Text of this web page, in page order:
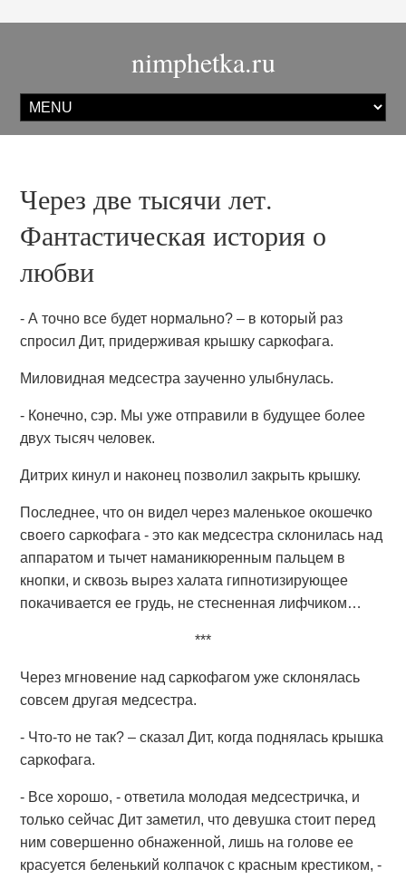
nimphetka.ru
Через две тысячи лет.
Фантастическая история о
любви
- А точно все будет нормально? – в который раз
спросил Дит, придерживая крышку саркофага.
Миловидная медсестра заученно улыбнулась.
- Конечно, сэр. Мы уже отправили в будущее более
двух тысяч человек.
Дитрих кинул и наконец позволил закрыть крышку.
Последнее, что он видел через маленькое окошечко
своего саркофага - это как медсестра склонилась над
аппаратом и тычет наманикюренным пальцем в
кнопки, и сквозь вырез халата гипнотизирующее
покачивается ее грудь, не стесненная лифчиком…
***
Через мгновение над саркофагом уже склонялась
совсем другая медсестра.
- Что-то не так? – сказал Дит, когда поднялась крышка
саркофага.
- Все хорошо, - ответила молодая медсестричка, и
только сейчас Дит заметил, что девушка стоит перед
ним совершенно обнаженной, лишь на голове ее
красуется беленький колпачок с красным крестиком, -